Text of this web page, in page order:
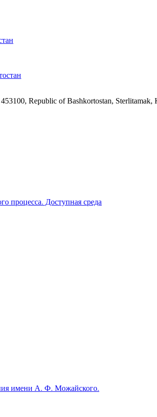
453100, Republic of Bashkortostan, Sterlitamak,
процесса. Доступная среда
имени А. Ф. Можайского.